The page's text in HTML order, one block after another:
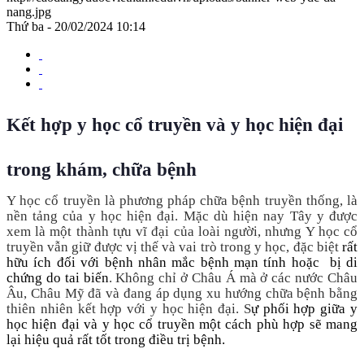
nang.jpg
Thứ ba - 20/02/2024 10:14
Kết hợp y học cổ truyền và y học hiện đại
trong khám, chữa bệnh
Y học cổ truyền là phương pháp chữa bệnh truyền thống, là
nền tảng của y học hiện đại. Mặc dù hiện nay Tây y được
xem là một thành tựu vĩ đại của loài người, nhưng Y học cổ
truyền vẫn giữ được vị thế và vai trò trong y học, đặc biệt rất
hữu ích đối với bệnh nhân mắc bệnh mạn tính hoặc bị di
chứng do tai biến. Không chỉ ở Châu Á mà ở các nước Châu
Âu, Châu Mỹ đã và đang áp dụng xu hướng chữa bệnh bằng
thiên nhiên kết hợp với y học hiện đại. Sự phối hợp giữa y
học hiện đại và y học cổ truyền một cách phù hợp sẽ mang
lại hiệu quả rất tốt trong điều trị bệnh.